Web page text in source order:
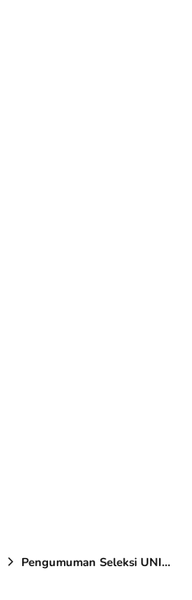
Pengumuman Seleksi UNIPA TA 2020/2021